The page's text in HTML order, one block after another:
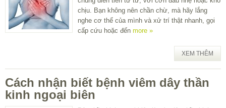
chịu. Bạn không nên chần chừ, mà hãy lắng
nghe cơ thể của mình và xử trí thật nhanh, gọi
cấp cứu hoặc đến more »
XEM THÊM
Cách nhận biết bệnh viêm dây thần
kinh ngoại biên